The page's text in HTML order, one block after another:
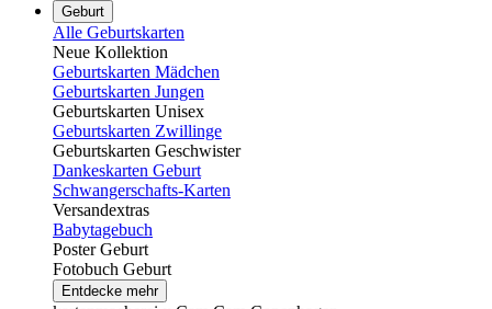
Geburt
Alle Geburtskarten
Neue Kollektion
Geburtskarten Mädchen
Geburtskarten Jungen
Geburtskarten Unisex
Geburtskarten Zwillinge
Geburtskarten Geschwister
Dankeskarten Geburt
Schwangerschafts-Karten
Versandextras
Babytagebuch
Poster Geburt
Fotobuch Geburt
Entdecke mehr